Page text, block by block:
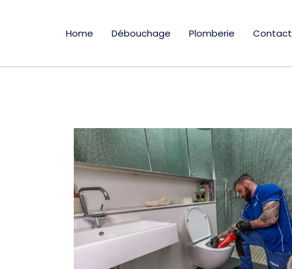
Home Débouchage Plomberie Contact